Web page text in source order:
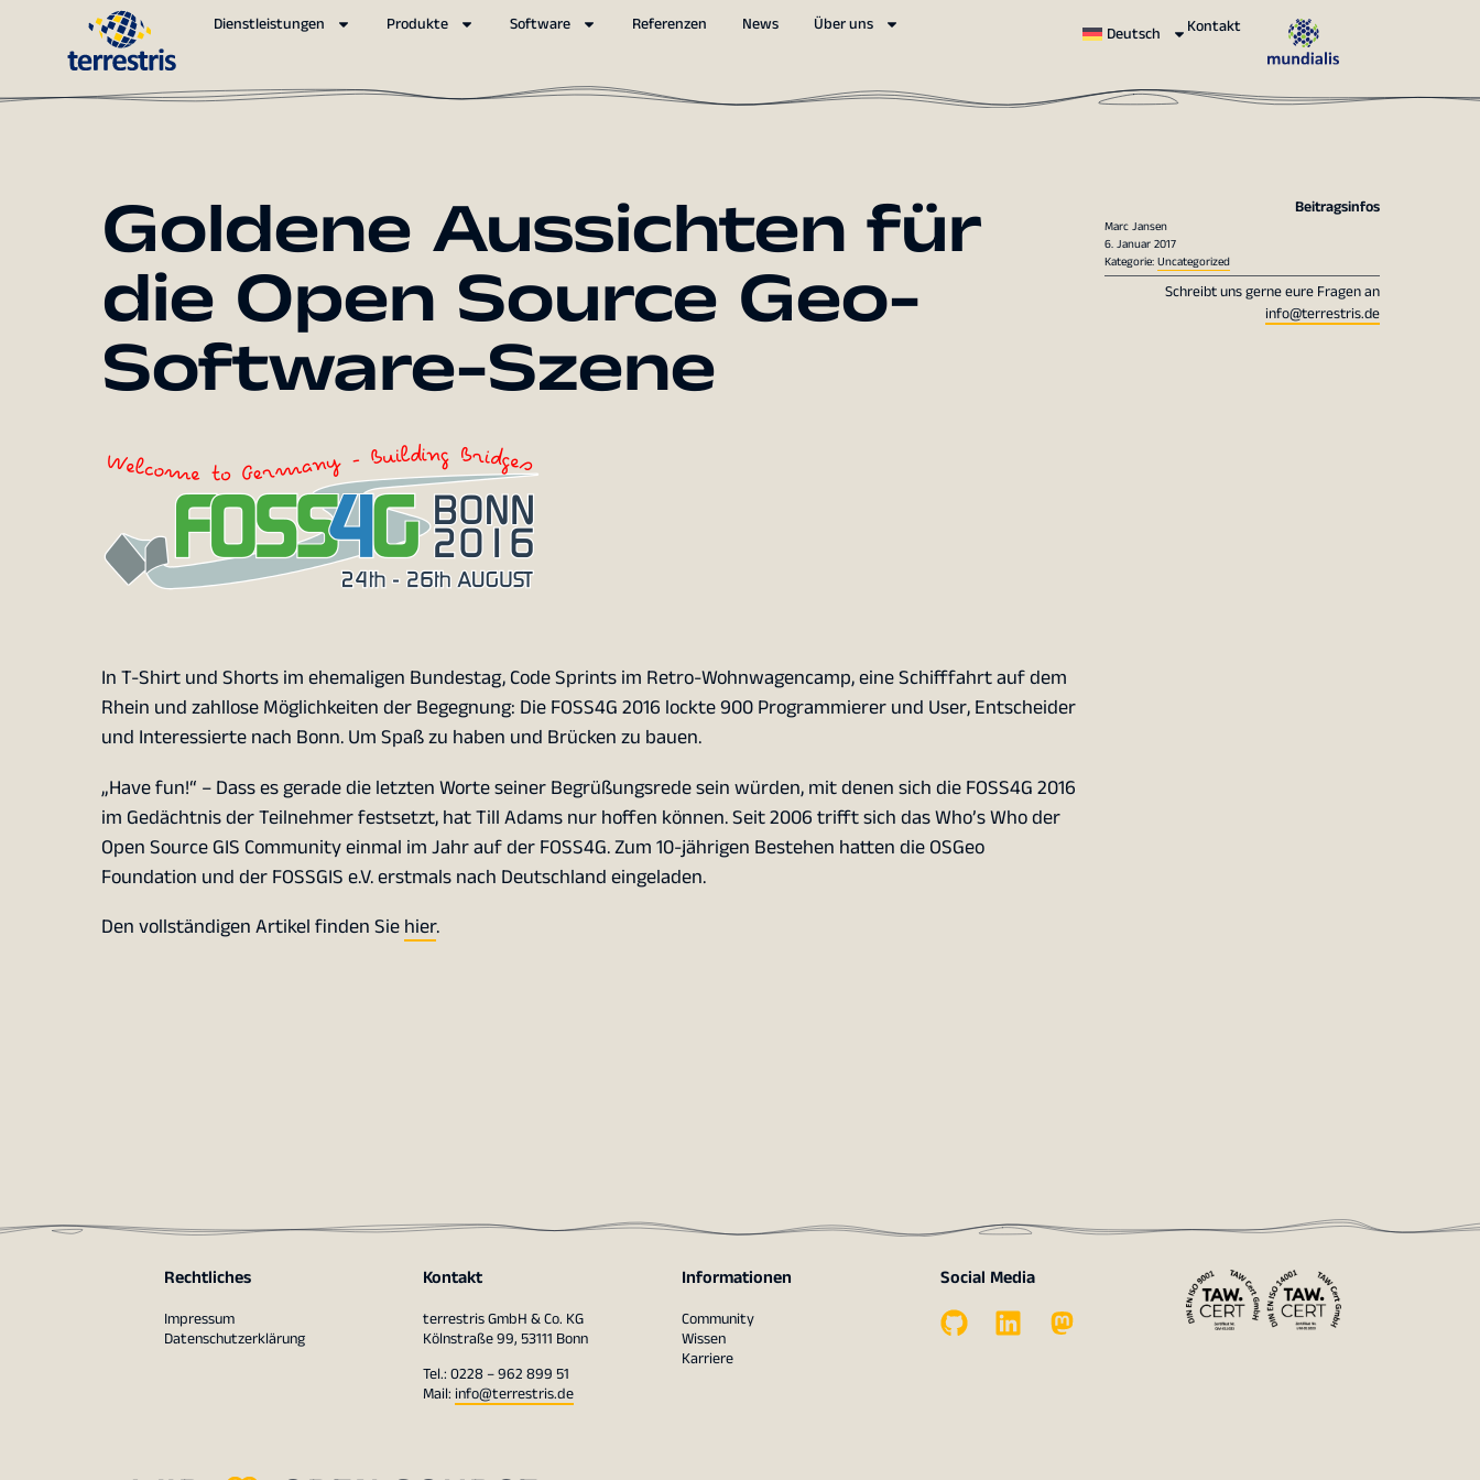
Dienstleistungen Produkte Software Referenzen News Über uns Deutsch Kontakt
Goldene Aussichten für
die Open Source Geo-
Software-Szene
In T-Shirt und Shorts im ehemaligen Bundestag, Code Sprints im Retro-Wohnwagencamp, eine Schifffahrt auf dem
Rhein und zahllose Möglichkeiten der Begegnung: Die FOSS4G 2016 lockte 900 Programmierer und User, Entscheider
und Interessierte nach Bonn. Um Spaß zu haben und Brücken zu bauen.
„Have fun!“ – Dass es gerade die letzten Worte seiner Begrüßungsrede sein würden, mit denen sich die FOSS4G 2016
im Gedächtnis der Teilnehmer festsetzt, hat Till Adams nur hoffen können. Seit 2006 trifft sich das Who’s Who der
Open Source GIS Community einmal im Jahr auf der FOSS4G. Zum 10-jährigen Bestehen hatten die OSGeo
Foundation und der FOSSGIS e.V. erstmals nach Deutschland eingeladen.
Den vollständigen Artikel finden Siehier.
Beitragsinfos
Marc Jansen
6. Januar 2017
Kategorie:Uncategorized
Schreibt uns gerne eure Fragen an
info@terrestris.de
Rechtliches
Impressum
Datenschutzerklärung
Kontakt
terrestris GmbH & Co. KG
Kölnstraße 99, 53111 Bonn
Tel.: 0228 – 962 899 51
Mail:info@terrestris.de
Informationen
Community
Wissen
Karriere
Social Media